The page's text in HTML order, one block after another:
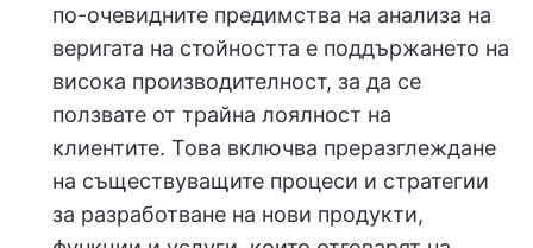
по-очевидните предимства на анализа на
веригата на стойността е поддържането на
висока производителност, за да се
ползвате от трайна лоялност на
клиентите. Това включва преразглеждане
на съществуващите процеси и стратегии
за разработване на нови продукти,